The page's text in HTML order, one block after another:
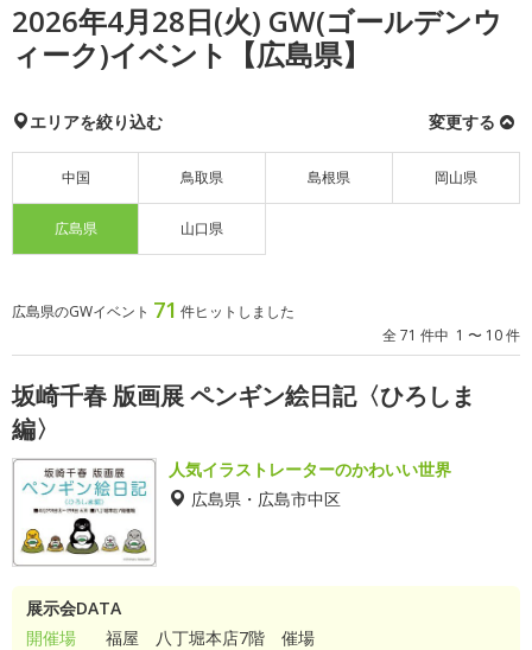
2026年4月28日(火) GW(ゴールデンウ
ィーク)イベント【広島県】
エリアを絞り込む 変更する
中国 鳥取県 島根県 岡山県
広島県 山口県
広島県のGWイベント 71 件ヒットしました
全 71 件中 1 〜 10 件
坂崎千春 版画展 ペンギン絵日記〈ひろしま
編〉
人気イラストレーターのかわいい世界
広島県・広島市中区
展示会DATA
開催場
福屋 八丁堀本店7階 催場